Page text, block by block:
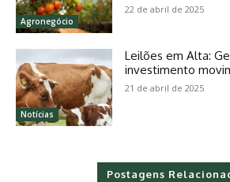
Agronegócio
22 de abril de 2025
Notícias
Leilões em Alta:
investimento
21 de abril de 2025
Postagens